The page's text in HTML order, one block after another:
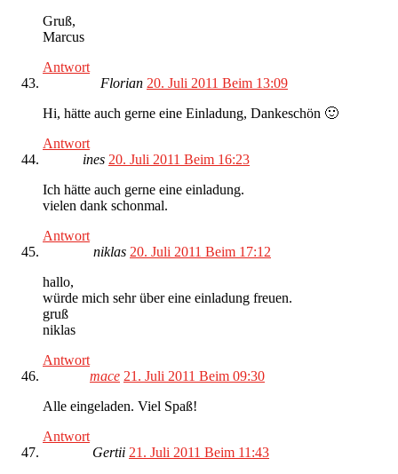
Gruß,
Marcus
Antwort
Florian 20. Juli 2011 Beim 13:09
Hi, hätte auch gerne eine Einladung, Dankeschön 🙂
Antwort
ines 20. Juli 2011 Beim 16:23
Ich hätte auch gerne eine einladung.
vielen dank schonmal.
Antwort
niklas 20. Juli 2011 Beim 17:12
hallo,
würde mich sehr über eine einladung freuen.
gruß
niklas
Antwort
mace 21. Juli 2011 Beim 09:30
Alle eingeladen. Viel Spaß!
Antwort
Gertii 21. Juli 2011 Beim 11:43